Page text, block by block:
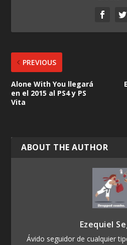
PREVIOUS
Alone With You llegará
en el 2015 al PS4 y PS
Vita
ABOUT THE AUTHOR
Ezequiel
Ávido seguidor de cualquier